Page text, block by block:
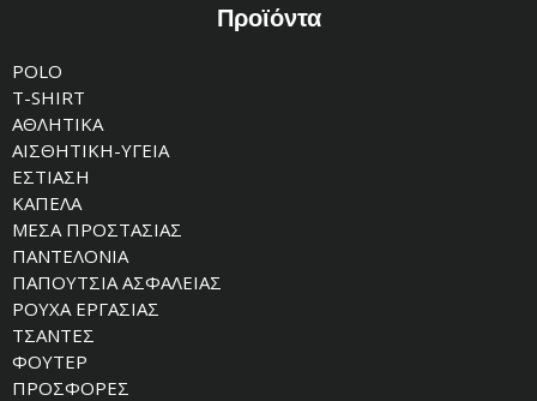
Προϊόντα
POLO
T-SHIRT
ΑΘΛΗΤΙΚΑ
ΑΙΣΘΗΤΙΚΗ-ΥΓΕΙΑ
ΕΣΤΙΑΣΗ
ΚΑΠΕΛΑ
ΜΕΣΑ ΠΡΟΣΤΑΣΙΑΣ
ΠΑΝΤΕΛΟΝΙΑ
ΠΑΠΟΥΤΣΙΑ ΑΣΦΑΛΕΙΑΣ
ΡΟΥΧΑ ΕΡΓΑΣΙΑΣ
ΤΣΑΝΤΕΣ
ΦΟΥΤΕΡ
ΠΡΟΣΦΟΡΕΣ